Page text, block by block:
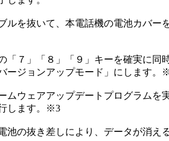
ルを抜いて、本電話機の電池カバー
「７」「８」「９」キーを確実に同
ージョンアップモード」にします。
ムウェアアップデートプログラムを
します。※3
池の抜き差しにより、データが消え